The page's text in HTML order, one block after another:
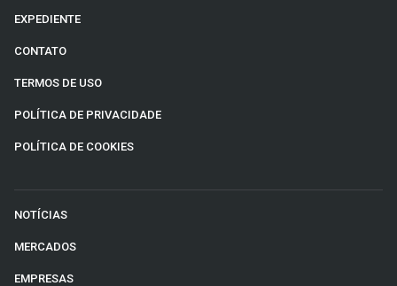
EXPEDIENTE
CONTATO
TERMOS DE USO
POLÍTICA DE PRIVACIDADE
POLÍTICA DE COOKIES
NOTÍCIAS
MERCADOS
EMPRESAS